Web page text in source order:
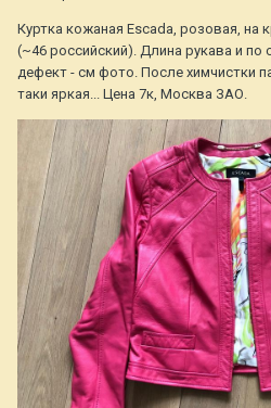
Куртка кожаная Escada, розовая, на
(~46 российский). Длина рукава и
дефект - см фото. После химчистки
таки яркая... Цена 7к, Москва ЗАО.